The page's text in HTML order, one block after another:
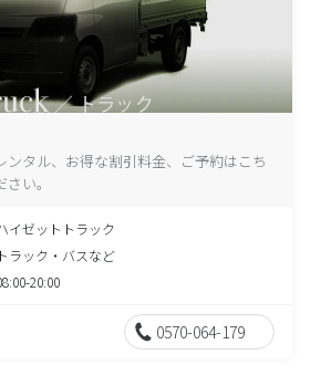
ンタル、お得な割引料金、ご予約はこち
い。
イゼットトラック
トラック・バスなど
20:00
0570-064-179